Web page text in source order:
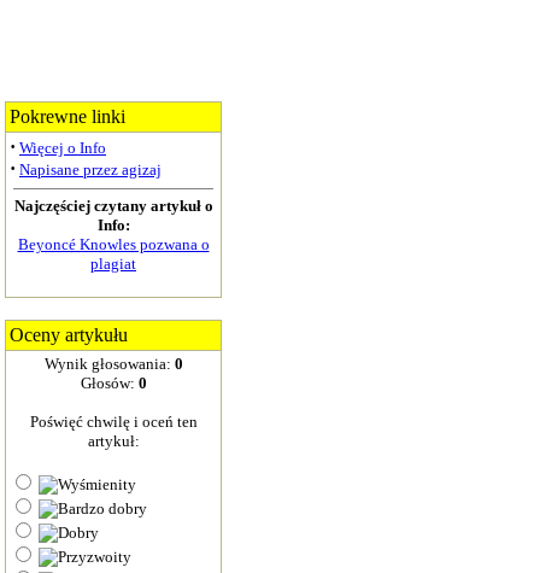
Pokrewne linki
· Więcej o Info
· Napisane przez agizaj
Najczęściej czytany artykuł o
Info:
Beyoncé Knowles pozwana o
plagiat
Oceny artykułu
Wynik głosowania: 0
Głosów: 0
Poświęć chwilę i oceń ten
artykuł: